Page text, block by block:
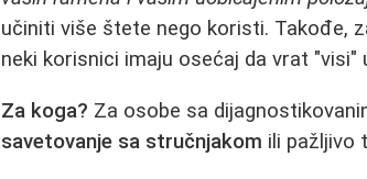
učiniti više štete nego koristi. Takođe,
neki korisnici imaju osećaj da vrat
Za koga? Za osobe sa
savetovanje sa stručnjakom ili pažljivo